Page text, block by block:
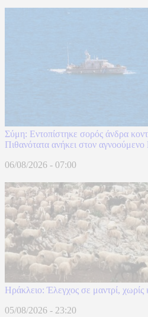
Σύμη: Εντοπίστηκε σορός άνδρα
Πιθανότατα ανήκει στον
06/08/2026 - 07:00
Ηράκλειο: Έλεγχος σε μαντρί,
05/08/2026 - 23:20